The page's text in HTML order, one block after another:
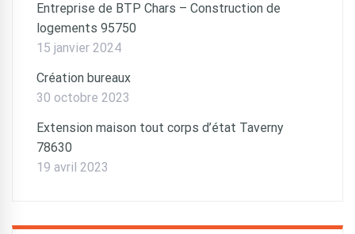
Entreprise de BTP Chars – Construction de
logements 95750
15 janvier 2024
Création bureaux
30 octobre 2023
Extension maison tout corps d’état Taverny
78630
19 avril 2023